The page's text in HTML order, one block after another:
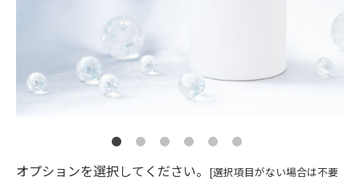
オプションを選択してください。 [選択項目がない場合は不要